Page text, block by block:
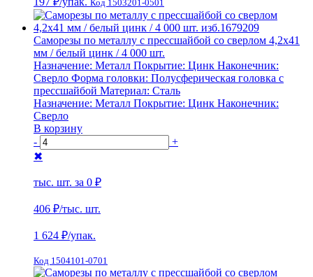
Код 1503201-0501
Саморезы по металлу с прессшайбой со сверлом 4,2х41
мм / белый цинк / 4 000 шт.
Назначение: Металл Покрытие: Цинк Наконечник:
Сверло Форма головки: Полусферическая головка с
прессшайбой Материал: Сталь
Назначение: Металл Покрытие: Цинк Наконечник:
Сверло
В корзину
-
+
✖
тыс. шт. за 0 ₽
406 ₽/тыс. шт.
1 624 ₽/упак.
Код 1504101-0701